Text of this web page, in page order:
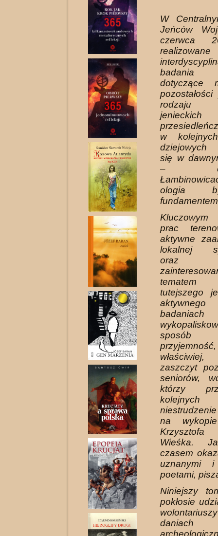
W
Jeńców
czerwca
badania
dotyczące
rodzaju
w
dziejowych
się w
–
ologia
Kluczowym
prac
aktywne
lokalnej
oraz
tutejszego
aktywnego
badaniach
sposób
zaszczyt
se­niorów,
którzy
na
Wieśka.
czasem
uznanymi i
poetami,
Niniejszy
pokłosie
daniach